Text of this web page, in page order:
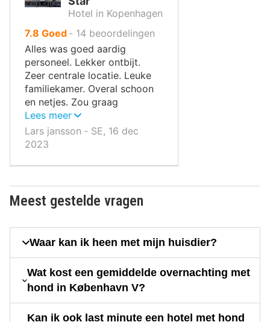
Hotel in Kopenhagen
7.8 uit
10
,
Goed ‐ 14 beoordelingen
Alles was goed aardig
personeel. Lekker ontbijt.
Zeer centrale locatie. Leuke
familiekamer. Overal schoon
en netjes. Zou graag
terugkomen. Lars Janson
Lees meer
Lars jansson ‐ SE, 16 dec
2023
Meest gestelde vragen
Waar kan ik heen met mijn huisdier?
Wat kost een gemiddelde overnachting met
hond in København V?
Kan ik ook last minute een hotel met hond